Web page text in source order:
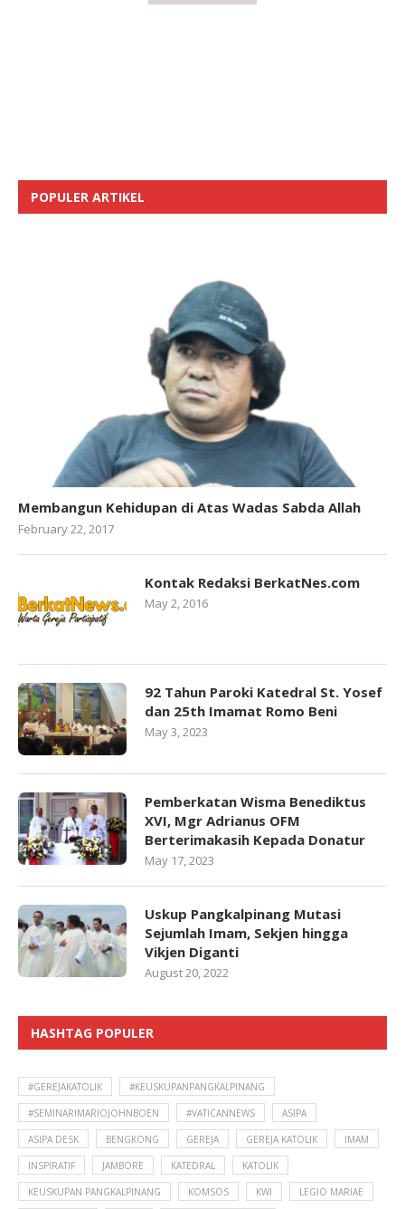
POPULER ARTIKEL
Membangun Kehidupan di Atas Wadas Sabda Allah
February 22, 2017
Kontak Redaksi BerkatNes.com
May 2, 2016
92 Tahun Paroki Katedral St. Yosef
dan 25th Imamat Romo Beni
May 3, 2023
Pemberkatan Wisma Benediktus
XVI, Mgr Adrianus OFM
Berterimakasih Kepada Donatur
May 17, 2023
Uskup Pangkalpinang Mutasi
Sejumlah Imam, Sekjen hingga
Vikjen Diganti
August 20, 2022
HASHTAG POPULER
#GEREJAKATOLIK #KEUSKUPANPANGKALPINANG
#SEMINARIMARIOJOHNBOEN #VATICANNEWS ASIPA
ASIPA DESK BENGKONG GEREJA GEREJA KATOLIK IMAM
INSPIRATIF JAMBORE KATEDRAL KATOLIK
KEUSKUPAN PANGKALPINANG KOMSOS KWI LEGIO MARIAE